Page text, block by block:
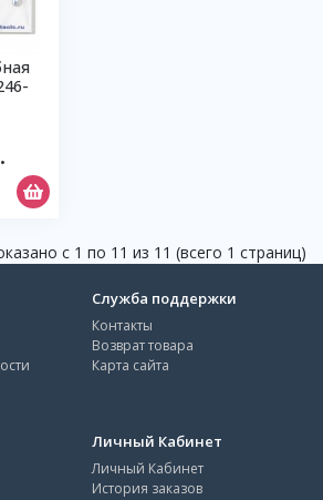
с 1 по 11 из 11 (всего 1 страниц)
Служба поддержки
Контакты
Возврат товара
Карта сайта
Личный Кабинет
Личный Кабинет
История заказов